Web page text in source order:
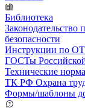
Библиотека
безопасности
Инструкции по ОТ
ГОСТы
Технические
ТК РФ Охрана
Формы/шаблоны